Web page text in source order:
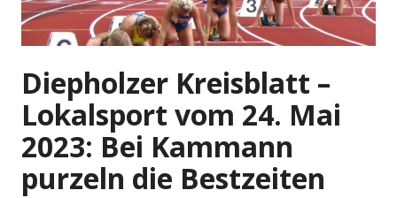
Diepholzer Kreisblatt –
Lokalsport vom 24. Mai
2023: Bei Kammann
purzeln die Bestzeiten